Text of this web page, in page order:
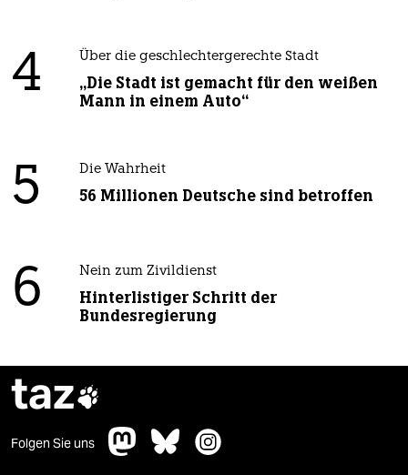
4 Über die geschlechtergerechte Stadt
„Die Stadt ist gemacht für den weißen
Mann in einem Auto“
5 Die Wahrheit
56 Millionen Deutsche sind betroffen
6 Nein zum Zivildienst
Hinterlistiger Schritt der
Bundesregierung
taz
Folgen Sie uns